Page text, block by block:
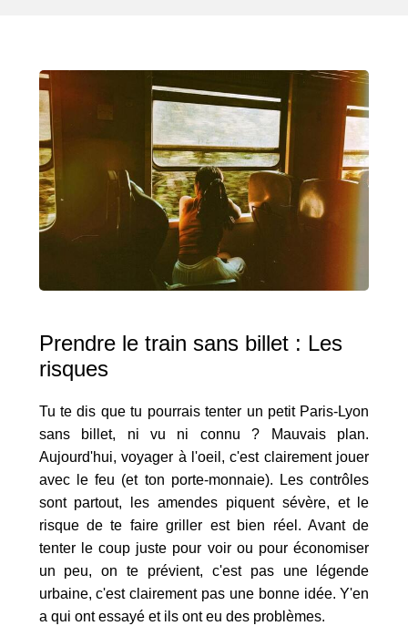
Prendre le train sans billet : Les
risques
Tu te dis que tu pourrais tenter un petit Paris-Lyon
sans billet, ni vu ni connu ? Mauvais plan.
Aujourd'hui, voyager à l'oeil, c'est clairement jouer
avec le feu (et ton porte-monnaie). Les contrôles
sont partout, les amendes piquent sévère, et le
risque de te faire griller est bien réel. Avant de
tenter le coup juste pour voir ou pour économiser
un peu, on te prévient, c'est pas une légende
urbaine, c'est clairement pas une bonne idée. Y'en
a qui ont essayé et ils ont eu des problèmes.